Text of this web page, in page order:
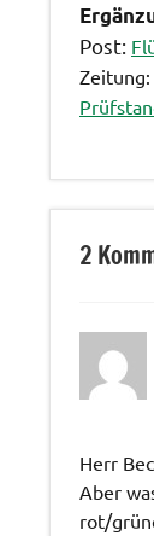
Post:
Zeitung:
2
Herr
Aber
rot/